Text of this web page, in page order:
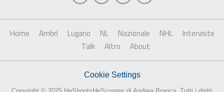
Home Ambrì Lugano NL Nazionale NHL
Interviste
Talk
Altro About
Cookie Settings